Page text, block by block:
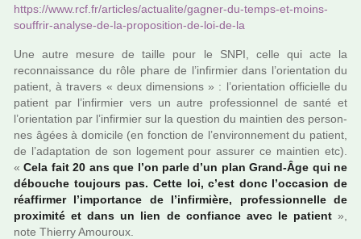
https://www.rcf.fr/arti­cles/actua­lite/gagner-du-temps-et-moins-
souf­frir-ana­lyse-de-la-pro­po­si­tion-de-loi-de-la
Une autre mesure de taille pour le SNPI, celle qui acte la
reconnais­sance du rôle phare de l’infir­mier dans l’orien­ta­tion du
patient, à tra­vers « deux dimen­sions » : l’orien­ta­tion offi­cielle du
patient par l’infir­mier vers un autre pro­fes­sion­nel de santé et
l’orien­ta­tion par l’infir­mier sur la ques­tion du main­tien des per­son­
nes âgées à domi­cile (en fonc­tion de l’envi­ron­ne­ment du patient,
de l’adap­ta­tion de son loge­ment pour assu­rer ce main­tien etc).
«Cela fait 20 ans que l’on parle d’un plan Grand-Âge qui ne
débou­che tou­jours pas. Cette loi, c’est donc l’occa­sion de
réaf­fir­mer l’impor­tance de l’infir­mière, pro­fes­sion­nelle de
proxi­mité et dans un lien de confiance avec le patient»,
note Thierry Amouroux.